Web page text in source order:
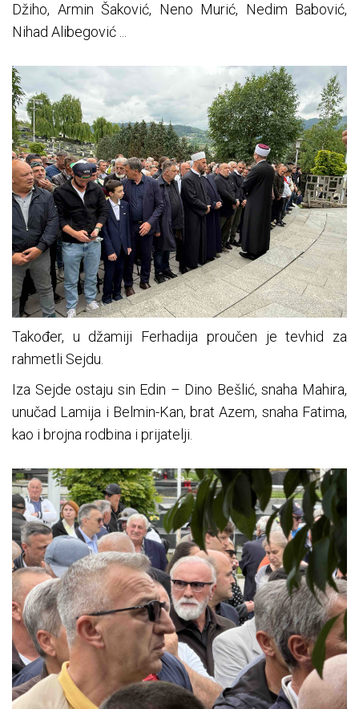
Džiho, Armin Šaković, Neno Murić, Nedim Babović,
Nihad Alibegović ...
Također, u džamiji Ferhadija proučen je tevhid za
rahmetli Sejdu.
Iza Sejde ostaju sin Edin – Dino Bešlić, snaha Mahira,
unučad Lamija i Belmin-Kan, brat Azem, snaha Fatima,
kao i brojna rodbina i prijatelji.